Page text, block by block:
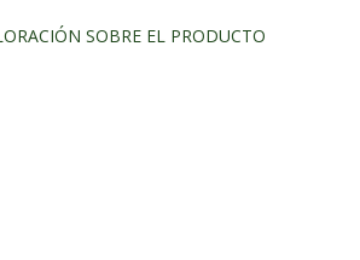
SOBRE EL PRODUCTO